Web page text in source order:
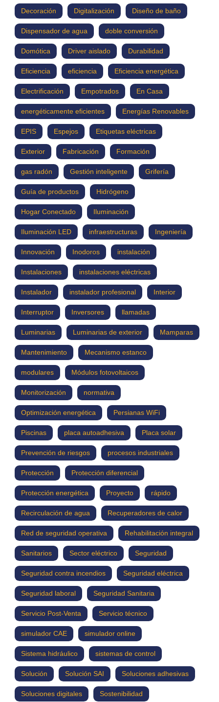
Decoración Digitalización Diseño de baño
Dispensador de agua doble conversión
Domótica Driver aislado Durabilidad
Eficiencia eficiencia Eficiencia energética
Electrificación Empotrados En Casa
energéticamente eficientes Energías Renovables
EPIS Espejos Etiquetas eléctricas
Exterior Fabricación Formación
gas radón Gestión inteligente Grifería
Guía de productos Hidrógeno
Hogar Conectado Iluminación
Iluminación LED infraestructuras Ingeniería
Innovación Inodoros instalación
Instalaciones instalaciones eléctricas
Instalador instalador profesional Interior
Interruptor Inversores llamadas
Luminarias Luminarias de exterior Mamparas
Mantenimiento Mecanismo estanco
modulares Módulos fotovoltaicos
Monitorización normativa
Optimización energética Persianas WiFi
Piscinas placa autoadhesiva Placa solar
Prevención de riesgos procesos industriales
Protección Protección diferencial
Protección energética Proyecto rápido
Recirculación de agua Recuperadores de calor
Red de seguridad operativa Rehabilitación integral
Sanitarios Sector eléctrico Seguridad
Seguridad contra incendios Seguridad eléctrica
Seguridad laboral Seguridad Sanitaria
Servicio Post-Venta Servicio técnico
simulador CAE simulador online
Sistema hidráulico sistemas de control
Solución Solución SAI Soluciones adhesivas
Soluciones digitales Sostenibilidad